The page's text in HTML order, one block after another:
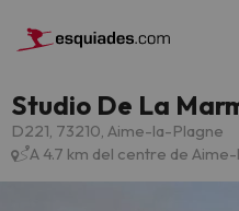
Studio De La
D221, 73210, Aime-la-Plagne
A 4.7 km del centre de